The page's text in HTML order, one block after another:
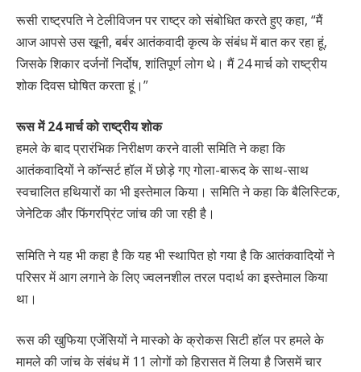
रूसी राष्ट्रपति ने टेलीविजन पर राष्ट्र को संबोधित करते हुए कहा, “मैं
आज आपसे उस खूनी, बर्बर आतंकवादी कृत्य के संबंध में बात कर रहा हूं,
जिसके शिकार दर्जनों निर्दोष, शांतिपूर्ण लोग थे। मैं 24 मार्च को राष्ट्रीय
शोक दिवस घोषित करता हूं।”
रूस में 24 मार्च को राष्ट्रीय शोक
हमले के बाद प्रारंभिक निरीक्षण करने वाली समिति ने कहा कि
आतंकवादियों ने कॉन्सर्ट हॉल में छोड़े गए गोला-बारूद के साथ-साथ
स्वचालित हथियारों का भी इस्तेमाल किया। समिति ने कहा कि बैलिस्टिक,
जेनेटिक और फिंगरप्रिंट जांच की जा रही है।
समिति ने यह भी कहा है कि यह भी स्थापित हो गया है कि आतंकवादियों ने
परिसर में आग लगाने के लिए ज्वलनशील तरल पदार्थ का इस्तेमाल किया
था।
रूस की खुफिया एजेंसियों ने मास्को के क्रोकस सिटी हॉल पर हमले के
मामले की जांच के संबंध में 11 लोगों को हिरासत में लिया है जिसमें चार